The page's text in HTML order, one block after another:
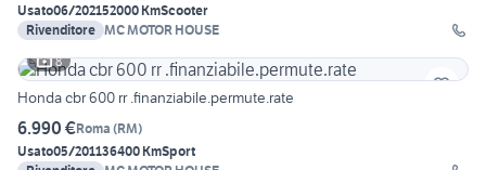
Usato06/202152000 KmScooter
Rivenditore MC MOTOR HOUSE
8
Honda cbr 600 rr .finanziabile.permute.rate
6.990 €Roma (RM)
Usato05/201136400 KmSport